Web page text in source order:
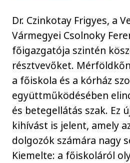
Dr. Czinkotay Frigyes, a
Vármegyei Csolnoky
főigazgatója szintén
résztvevőket.
a főiskola és a kórház
együttműködésében
és betegellátás szak. Ez
kihívást is jelent, amely
dolgozók számára nagy
Kiemelte: a főiskoláról